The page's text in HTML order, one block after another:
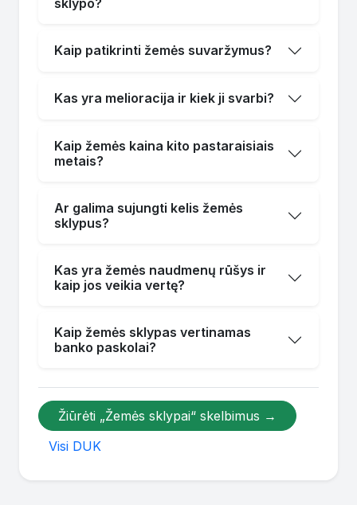
Kaip patikrinti žemės suvaržymus?
Kas yra melioracija ir kiek ji svarbi?
Kaip žemės kaina kito pastaraisiais
metais?
Ar galima sujungti kelis žemės
sklypus?
Kas yra žemės naudmenų rūšys ir
kaip jos veikia vertę?
Kaip žemės sklypas vertinamas
banko paskolai?
Žiūrėti „Žemės sklypai“ skelbimus →
Visi DUK